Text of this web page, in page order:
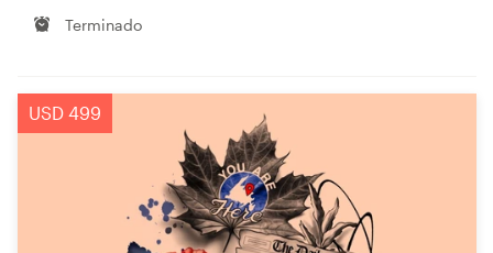
Terminado
USD 499